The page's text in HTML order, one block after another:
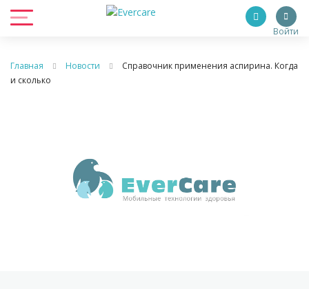
Войти
Главная Новости
Справочник применения аспирина. Когда
и сколько